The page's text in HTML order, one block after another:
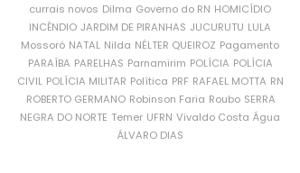
currais novos Dilma Governo do RN HOMICÍDIO
INCÊNDIO JARDIM DE PIRANHAS JUCURUTU LULA
Mossoró NATAL Nilda NÉLTER QUEIROZ Pagamento
PARAÍBA PARELHAS Parnamirim POLÍCIA POLÍCIA
CIVIL POLÍCIA MILITAR Política PRF RAFAEL MOTTA RN
ROBERTO GERMANO Robinson Faria Roubo SERRA
NEGRA DO NORTE Temer UFRN Vivaldo Costa Água
ÁLVARO DIAS